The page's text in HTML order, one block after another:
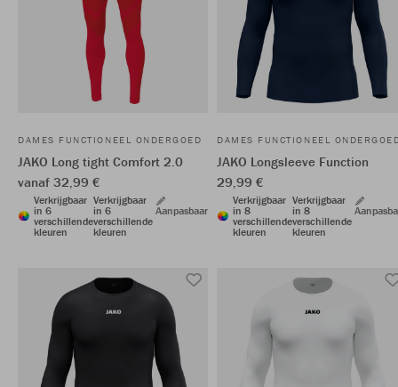
DAMES FUNCTIONEEL ONDERGOED
JAKO Long tight Comfort 2.0
vanaf 32,99 €
Verkrijgbaar
in 6
verschillende
kleuren
Verkrijgbaar
in 6
verschillende
kleuren
Aanpasbaar
DAMES FUNCTIONEEL
JAKO Longsleeve Function
29,99 €
Verkrijgbaar
in 8
verschillende
kleuren
Verkrijgbaar
in 8
verschillende
kleuren